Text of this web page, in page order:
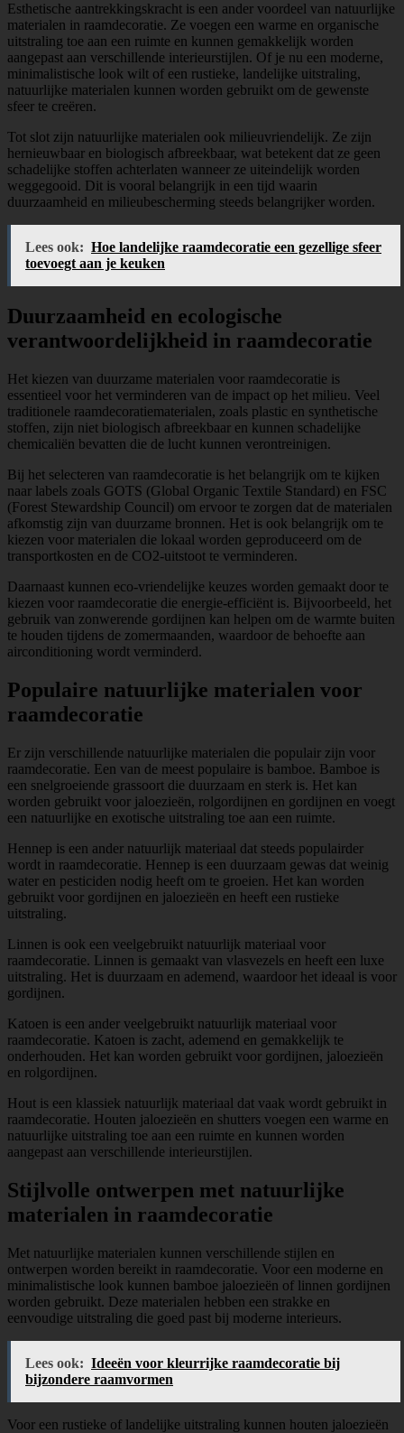
Esthetische aantrekkingskracht is een ander voordeel van natuurlijke
materialen in raamdecoratie. Ze voegen een warme en organische
uitstraling toe aan een ruimte en kunnen gemakkelijk worden
aangepast aan verschillende interieurstijlen. Of je nu een moderne,
minimalistische look wilt of een rustieke, landelijke uitstraling,
natuurlijke materialen kunnen worden gebruikt om de gewenste
sfeer te creëren.
Tot slot zijn natuurlijke materialen ook milieuvriendelijk. Ze zijn
hernieuwbaar en biologisch afbreekbaar, wat betekent dat ze geen
schadelijke stoffen achterlaten wanneer ze uiteindelijk worden
weggegooid. Dit is vooral belangrijk in een tijd waarin
duurzaamheid en milieubescherming steeds belangrijker worden.
Lees ook: Hoe landelijke raamdecoratie een gezellige sfeer
toevoegt aan je keuken
Duurzaamheid en ecologische
verantwoordelijkheid in raamdecoratie
Het kiezen van duurzame materialen voor raamdecoratie is
essentieel voor het verminderen van de impact op het milieu. Veel
traditionele raamdecoratiematerialen, zoals plastic en synthetische
stoffen, zijn niet biologisch afbreekbaar en kunnen schadelijke
chemicaliën bevatten die de lucht kunnen verontreinigen.
Bij het selecteren van raamdecoratie is het belangrijk om te kijken
naar labels zoals GOTS (Global Organic Textile Standard) en FSC
(Forest Stewardship Council) om ervoor te zorgen dat de materialen
afkomstig zijn van duurzame bronnen. Het is ook belangrijk om te
kiezen voor materialen die lokaal worden geproduceerd om de
transportkosten en de CO2-uitstoot te verminderen.
Daarnaast kunnen eco-vriendelijke keuzes worden gemaakt door te
kiezen voor raamdecoratie die energie-efficiënt is. Bijvoorbeeld, het
gebruik van zonwerende gordijnen kan helpen om de warmte buiten
te houden tijdens de zomermaanden, waardoor de behoefte aan
airconditioning wordt verminderd.
Populaire natuurlijke materialen voor
raamdecoratie
Er zijn verschillende natuurlijke materialen die populair zijn voor
raamdecoratie. Een van de meest populaire is bamboe. Bamboe is
een snelgroeiende grassoort die duurzaam en sterk is. Het kan
worden gebruikt voor jaloezieën, rolgordijnen en gordijnen en voegt
een natuurlijke en exotische uitstraling toe aan een ruimte.
Hennep is een ander natuurlijk materiaal dat steeds populairder
wordt in raamdecoratie. Hennep is een duurzaam gewas dat weinig
water en pesticiden nodig heeft om te groeien. Het kan worden
gebruikt voor gordijnen en jaloezieën en heeft een rustieke
uitstraling.
Linnen is ook een veelgebruikt natuurlijk materiaal voor
raamdecoratie. Linnen is gemaakt van vlasvezels en heeft een luxe
uitstraling. Het is duurzaam en ademend, waardoor het ideaal is voor
gordijnen.
Katoen is een ander veelgebruikt natuurlijk materiaal voor
raamdecoratie. Katoen is zacht, ademend en gemakkelijk te
onderhouden. Het kan worden gebruikt voor gordijnen, jaloezieën
en rolgordijnen.
Hout is een klassiek natuurlijk materiaal dat vaak wordt gebruikt in
raamdecoratie. Houten jaloezieën en shutters voegen een warme en
natuurlijke uitstraling toe aan een ruimte en kunnen worden
aangepast aan verschillende interieurstijlen.
Stijlvolle ontwerpen met natuurlijke
materialen in raamdecoratie
Met natuurlijke materialen kunnen verschillende stijlen en
ontwerpen worden bereikt in raamdecoratie. Voor een moderne en
minimalistische look kunnen bamboe jaloezieën of linnen gordijnen
worden gebruikt. Deze materialen hebben een strakke en
eenvoudige uitstraling die goed past bij moderne interieurs.
Lees ook: Ideeën voor kleurrijke raamdecoratie bij
bijzondere raamvormen
Voor een rustieke of landelijke uitstraling kunnen houten jaloezieën